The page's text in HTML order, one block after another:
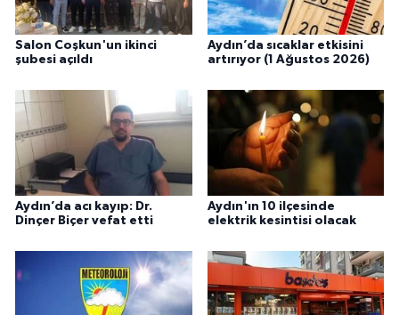
Salon Coşkun'un ikinci
şubesi açıldı
Aydın’da sıcaklar etkisini
artırıyor (1 Ağustos 2026)
Aydın’da acı kayıp: Dr.
Dinçer Biçer vefat etti
Aydın'ın 10 ilçesinde
elektrik kesintisi olacak